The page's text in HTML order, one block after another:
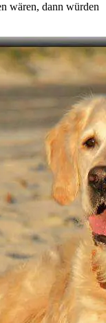
wären, dann würden